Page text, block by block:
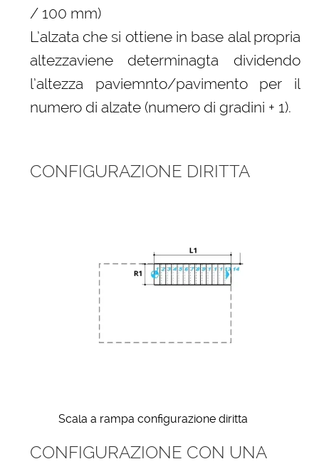
/ 100 mm)
L’alzata che si ottiene in base alal propria
altezzaviene determinagta dividendo
l’altezza paviemnto/pavimento per il
numero di alzate (numero di gradini + 1).
CONFIGURAZIONE DIRITTA
Scala a rampa configurazione diritta
CONFIGURAZIONE CON UNA